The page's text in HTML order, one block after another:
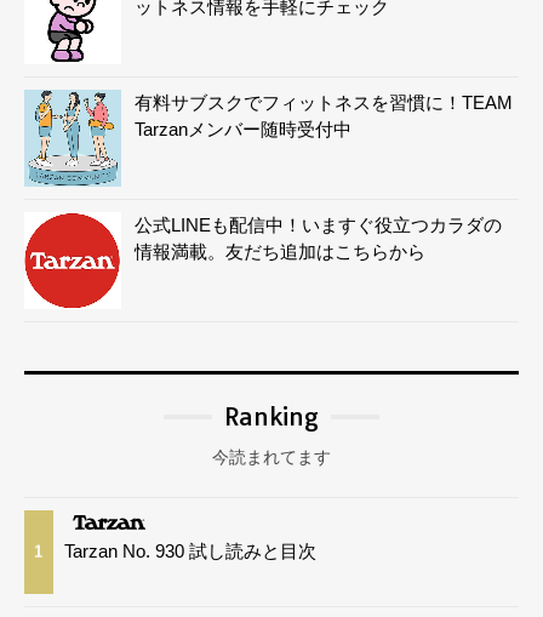
ットネス情報を手軽にチェック
有料サブスクでフィットネスを習慣に！TEAM
Tarzanメンバー随時受付中
公式LINEも配信中！いますぐ役立つカラダの
情報満載。友だち追加はこちらから
Ranking
今読まれてます
1 Tarzan No. 930 試し読みと目次